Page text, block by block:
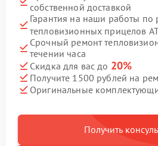
собственной доставкой
Гарантия на наши работы по
тепловизионных прицелов
Срочный ремонт
течении часа
Скидка для вас до 20%
Получите 1500 рублей на
Оригинальные
Получить